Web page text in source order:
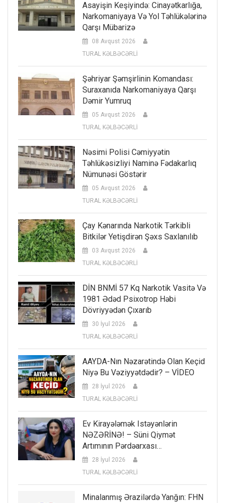
Asayişin Keşiyində: Cinayətkarlığa,
Narkomaniyaya Və Yol Təhlükələrinə
Qarşı Mübarizə
08 Avqust 2026
TURAL KƏLBƏCƏRLİ
Şəhriyar Şəmşirlinin Komandası:
Suraxanıda Narkomaniyaya Qarşı
Dəmir Yumruq
05 Avqust 2026
TURAL KƏLBƏCƏRLİ
Nəsimi Polisi Cəmiyyətin
Təhlükəsizliyi Naminə Fədakarlıq
Nümunəsi Göstərir
05 Avqust 2026
TURAL KƏLBƏCƏRLİ
Çay Kənarında Narkotik Tərkibli
Bitkilər Yetişdirən Şəxs Saxlanılıb
03 Avqust 2026
TURAL KƏLBƏCƏRLİ
DİN BNMİ 57 Kq Narkotik Vasitə Və
1981 Ədəd Psixotrop Həbi
Dövriyyədən Çıxarıb
30 İyul 2026
TURAL KƏLBƏCƏRLİ
AAYDA-Nın Nəzarətində Olan Keçid
Niyə Bu Vəziyyətdədir? – VİDEO
28 İyul 2026
TURAL KƏLBƏCƏRLİ
Ev Kirayələmək Istəyənlərin
NƏZƏRİNƏ! – Süni Qiymət
Artımının Pərdəarxası…
28 İyul 2026
TURAL KƏLBƏCƏRLİ
Minalanmış Ərazilərdə Yanğın: FHN